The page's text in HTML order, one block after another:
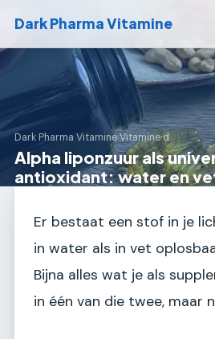
Dark Pharma Vitamine
Dark Pharma Vitamine›Vitamine d
Alpha liponzuur als
antioxidant: water en
Er bestaat een stof in je
in water als in vet
Bijna alles wat je als
in één van die twee, maar